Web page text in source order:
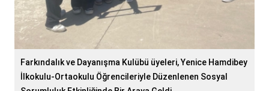
Farkındalık ve Dayanışma Kulübü üyeleri, Yenice Hamdibey
İlkokulu-Ortaokulu Öğrencileriyle Düzenlenen Sosyal